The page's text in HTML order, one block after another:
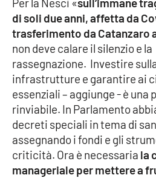
Economia e Lavoro
Politica
Sanità
Società
Sport
di soli due anni, affetta da
trasferimento da Catanzaro
non deve calare il silenzio e la
rassegnazione. Investire
infrastrutture e garantire ai
essenziali – aggiunge - è una
rinviabile. In Parlamento
decreti speciali in tema di
assegnando i fondi e gli
criticità. Ora è necessaria la
manageriale per mettere a